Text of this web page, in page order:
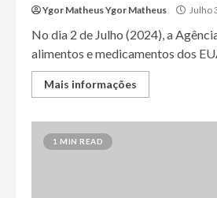
Ygor Matheus Ygor Matheus Julho
No dia 2 de Julho (2024), a
alimentos e medicamentos dos
Mais informações
1 MIN READ